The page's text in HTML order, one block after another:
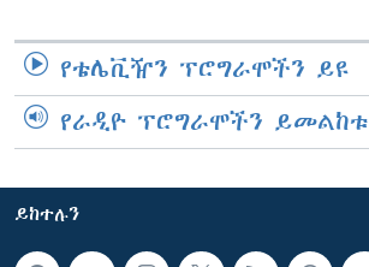
የቴሌቪዥን ፕሮግራሞችን ይዩ
የራዲዮ ፕሮግራሞችን ይመልከቱ
ይከተሉን